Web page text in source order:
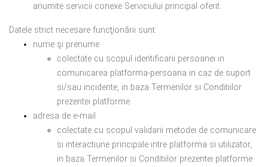
anumite servicii conexe Serviciului principal oferit.
Datele strict necesare funcţionării sunt:
nume şi prenume
colectate cu scopul identificarii persoanei in
comunicarea platforma-persoana in caz de suport
si/sau incidente, in baza Termenilor si Conditiilor
prezentei platforme
adresa de e-mail
colectate cu scopul validarii metodei de comunicare
si interactiune principale intre platforma si utilizator,
in baza Termenilor si Conditiilor prezentei platforme